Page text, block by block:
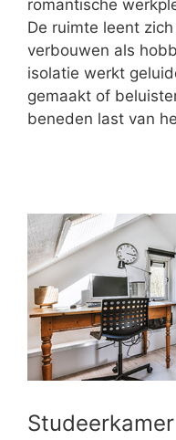
romantische
De ruimte leent
verbouwen als
isolatie werkt
gemaakt of
beneden last van
Studeerkamer